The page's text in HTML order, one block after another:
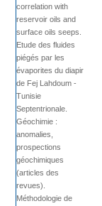
correlation with
reservoir oils and
surface oils seeps.
Etude des fluides
piégés par les
évaporites du diapir
de Fej Lahdoum -
Tunisie
Septentrionale.
Géochimie :
anomalies,
prospections
géochimiques
(articles des
revues).
Méthodologie de